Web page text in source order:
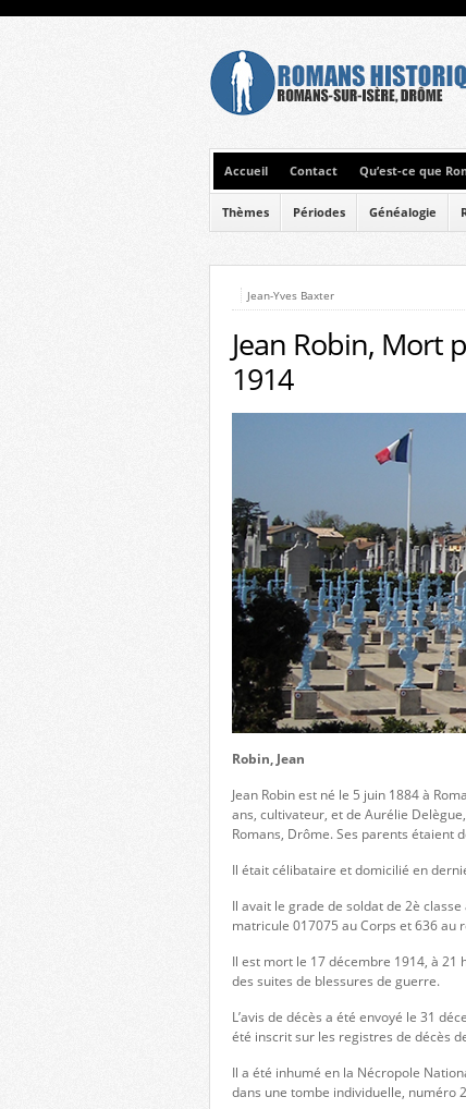
Accueil Contact Qu’est-ce que
Thèmes Périodes Généalogie
Jean-Yves Baxter
Jean Robin, Mort
1914
Robin, Jean
Jean Robin est né le 5 juin 1884 à
ans, cultivateur, et de Aurélie
Romans, Drôme. Ses parents étaient
Il était célibataire et domicilié en
Il avait le grade de soldat de 2è
matricule 017075 au Corps et 636 au
Il est mort le 17 décembre 1914, à 21
des suites de blessures de guerre.
L’avis de décès a été envoyé le 31
été inscrit sur les registres de décès
Il a été inhumé en la Nécropole
dans une tombe individuelle, numéro